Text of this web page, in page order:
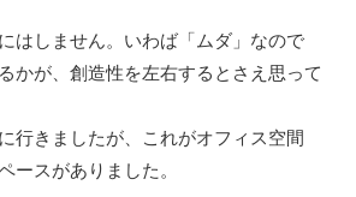
はしません。いわば「ムダ」なので
かが、創造性を左右するとさえ思って
行きましたが、これがオフィス空間
ースがありました。